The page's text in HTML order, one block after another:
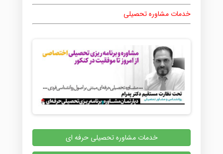
خدمات مشاوره تحصیلی
خدمات مشاوره تحصیلی حرفه ای